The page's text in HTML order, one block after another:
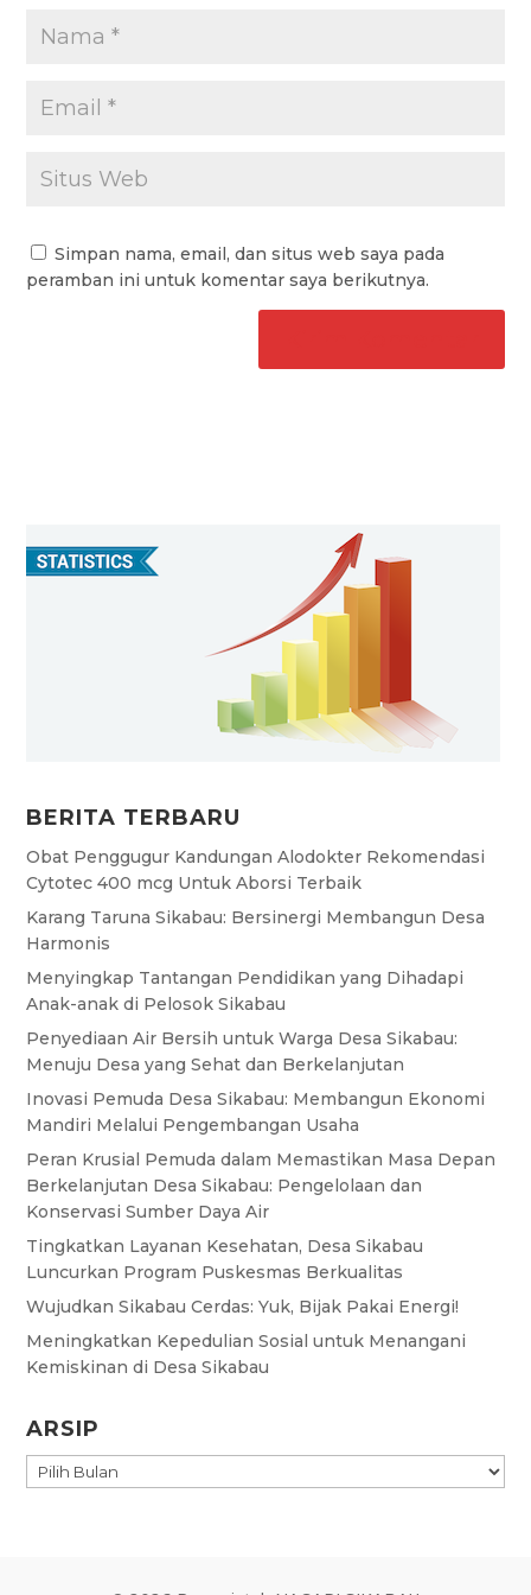
Simpan nama, email, dan situs web saya pada
peramban ini untuk komentar saya berikutnya.
BERITA TERBARU
Obat Penggugur Kandungan Alodokter Rekomendasi
Cytotec 400 mcg Untuk Aborsi Terbaik
Karang Taruna Sikabau: Bersinergi Membangun Desa
Harmonis
Menyingkap Tantangan Pendidikan yang Dihadapi
Anak-anak di Pelosok Sikabau
Penyediaan Air Bersih untuk Warga Desa Sikabau:
Menuju Desa yang Sehat dan Berkelanjutan
Inovasi Pemuda Desa Sikabau: Membangun Ekonomi
Mandiri Melalui Pengembangan Usaha
Peran Krusial Pemuda dalam Memastikan Masa Depan
Berkelanjutan Desa Sikabau: Pengelolaan dan
Konservasi Sumber Daya Air
Tingkatkan Layanan Kesehatan, Desa Sikabau
Luncurkan Program Puskesmas Berkualitas
Wujudkan Sikabau Cerdas: Yuk, Bijak Pakai Energi!
Meningkatkan Kepedulian Sosial untuk Menangani
Kemiskinan di Desa Sikabau
ARSIP
ARSIP